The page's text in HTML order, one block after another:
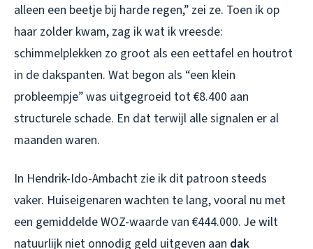
alleen een beetje bij harde regen,” zei ze. Toen ik op
haar zolder kwam, zag ik wat ik vreesde:
schimmelplekken zo groot als een eettafel en houtrot
in de dakspanten. Wat begon als “een klein
probleempje” was uitgegroeid tot €8.400 aan
structurele schade. En dat terwijl alle signalen er al
maanden waren.
In Hendrik-Ido-Ambacht zie ik dit patroon steeds
vaker. Huiseigenaren wachten te lang, vooral nu met
een gemiddelde WOZ-waarde van €444.000. Je wilt
natuurlijk niet onnodig geld uitgeven aan dak